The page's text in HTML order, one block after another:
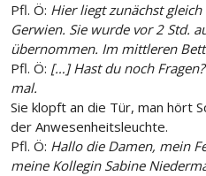
Pfl. Ö: Hier liegt zunächst
Gerwien. Sie wurde vor 2 Std.
übernommen. Im mittleren
Pfl. Ö: […] Hast du noch
mal.
Sie klopft an die Tür, man hört
der Anwesenheitsleuchte.
Pfl. Ö: Hallo die Damen, mein
meine Kollegin Sabine